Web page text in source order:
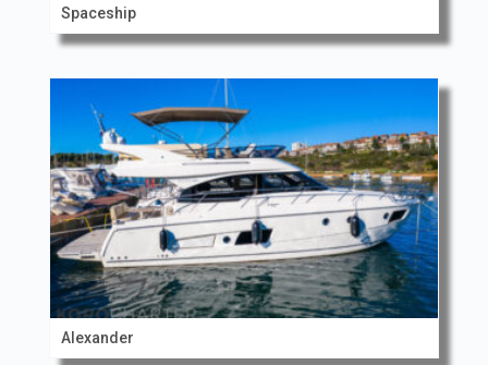
Spaceship
Alexander